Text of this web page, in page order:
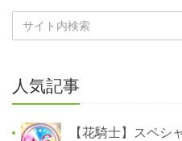
人気記事
【花騎士】スペ